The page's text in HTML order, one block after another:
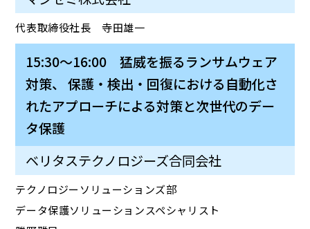
代表取締役社長 寺田雄一
15:30～16:00 猛威を振るランサムウェア
対策、 保護・検出・回復における自動化さ
れたアプローチによる対策と次世代のデー
タ保護
ベリタステクノロジーズ合同会社
テクノロジーソリューションズ部
データ保護ソリューションスペシャリスト